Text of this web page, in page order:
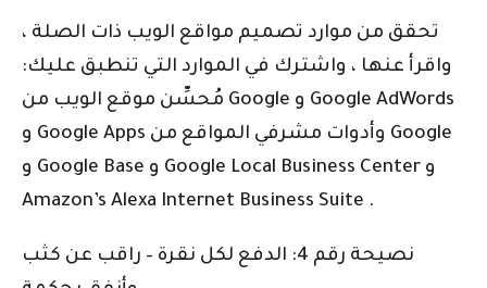
تحقق من موارد تصميم مواقع الويب ذات الصلة ،
واقرأ عنها ، واشترك في الموارد التي تنطبق عليك:
مُحسِّن موقع الويب من Google و Google AdWords
و Google Apps وأدوات مشرفي المواقع من Google
و Google Base و Google Local Business Center و
Amazon’s Alexa Internet Business Suite .
نصيحة رقم 4: الدفع لكل نقرة – راقب عن كثب